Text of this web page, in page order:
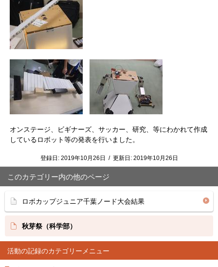
活動の記録
オンステージ、ビギナーズ、サッカー、研究、等にわかれて作成
しているロボット等の発表を行いました。
登録日: 2019年10月26日 / 更新日: 2019年10月26日
このカテゴリー内の他のページ
ロボカップジュニア千葉ノード大会結果
秋芽祭（科学部）